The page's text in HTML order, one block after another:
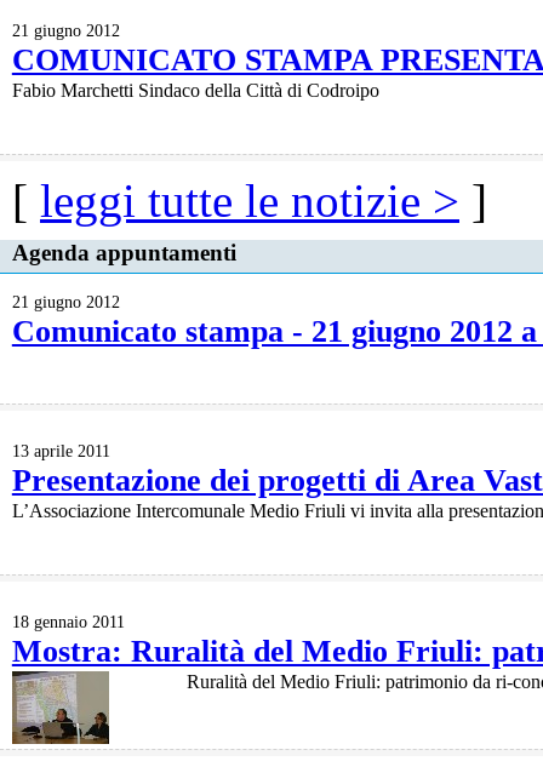
21 giugno 2012
COMUNICATO STAMPA
Fabio Marchetti Sindaco della Città di Codroipo
[ leggi tutte le notizie > ]
Agenda appuntamenti
21 giugno 2012
Comunicato stampa - 21 giugno 2012
13 aprile 2011
Presentazione dei progetti di Area
L’Associazione Intercomunale Medio Friuli vi invita alla
18 gennaio 2011
Mostra: Ruralità del Medio Friuli:
Ruralità del Medio Friuli: patrimonio da ri-